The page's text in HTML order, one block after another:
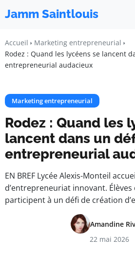
Jamm Saintlouis
Accueil
Marketing entrepreneurial
Rodez : Quand les lycéens se lancent
entrepreneurial audacieux
Marketing entrepreneurial
Rodez : Quand les
lancent dans un
entrepreneurial
EN BREF Lycée Alexis-Monteil
d’entrepreneuriat innovant.
participent à un défi de création
Amandine
22 mai 2026